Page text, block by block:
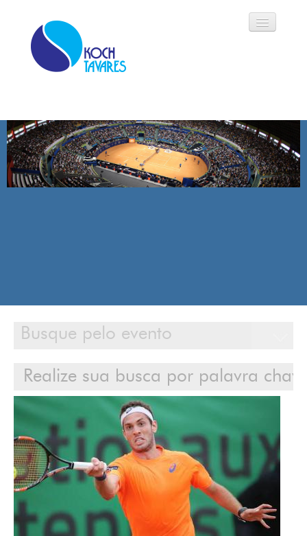
História
Áreas de Atuação
Calendário
Contato
Login